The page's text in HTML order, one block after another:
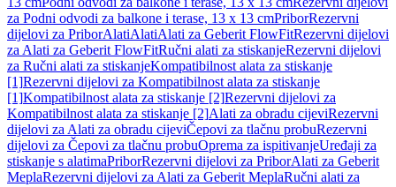
za Podni odvodi za balkone i terase, 13 x 13 cmPriborRezervni
dijelovi za PriborAlatiAlatiAlati za Geberit FlowFitRezervni dijelovi
za Alati za Geberit FlowFitRučni alati za stiskanjeRezervni dijelovi
za Ručni alati za stiskanjeKompatibilnost alata za stiskanje
[1]Rezervni dijelovi za Kompatibilnost alata za stiskanje
[1]Kompatibilnost alata za stiskanje [2]Rezervni dijelovi za
Kompatibilnost alata za stiskanje [2]Alati za obradu cijeviRezervni
dijelovi za Alati za obradu cijeviČepovi za tlačnu probuRezervni
dijelovi za Čepovi za tlačnu probuOprema za ispitivanjeUređaji za
stiskanje s alatimaPriborRezervni dijelovi za PriborAlati za Geberit
MeplaRezervni dijelovi za Alati za Geberit MeplaRučni alati za